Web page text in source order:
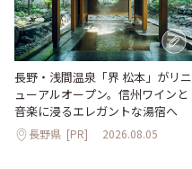
長野・浅間温泉「界 松本」がリニ
ューアルオープン。信州ワインと
音楽に浸るエレガントな湯宿へ
長野県 [PR] 2026.08.05